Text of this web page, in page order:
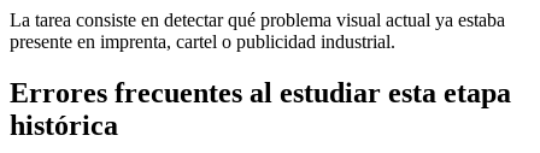
La tarea consiste en detectar qué problema visual actual ya estaba
presente en imprenta, cartel o publicidad industrial.
Errores frecuentes al estudiar esta etapa
histórica